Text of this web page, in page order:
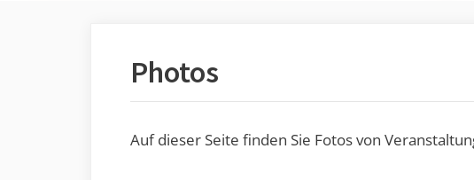
Photos
Auf dieser Seite finden Sie Fotos von